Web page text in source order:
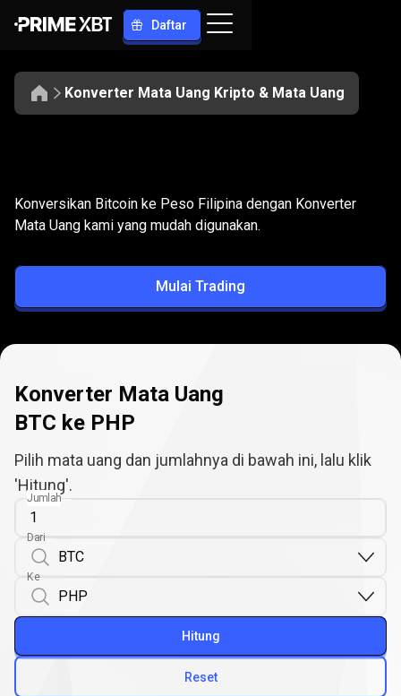
Daftar
Konverter Mata Uang Kripto & Mata Uang
BTC
ke
PHP
Konversikan BTC ke PHP
Konversikan Bitcoin ke Peso Filipina dengan Konverter
Mata Uang kami yang mudah digunakan.
Mulai Trading
Konverter Mata Uang
BTC ke PHP
Pilih mata uang dan jumlahnya di bawah ini, lalu klik
'Hitung'.
Jumlah
Dari
Ke
Reset
Hitung